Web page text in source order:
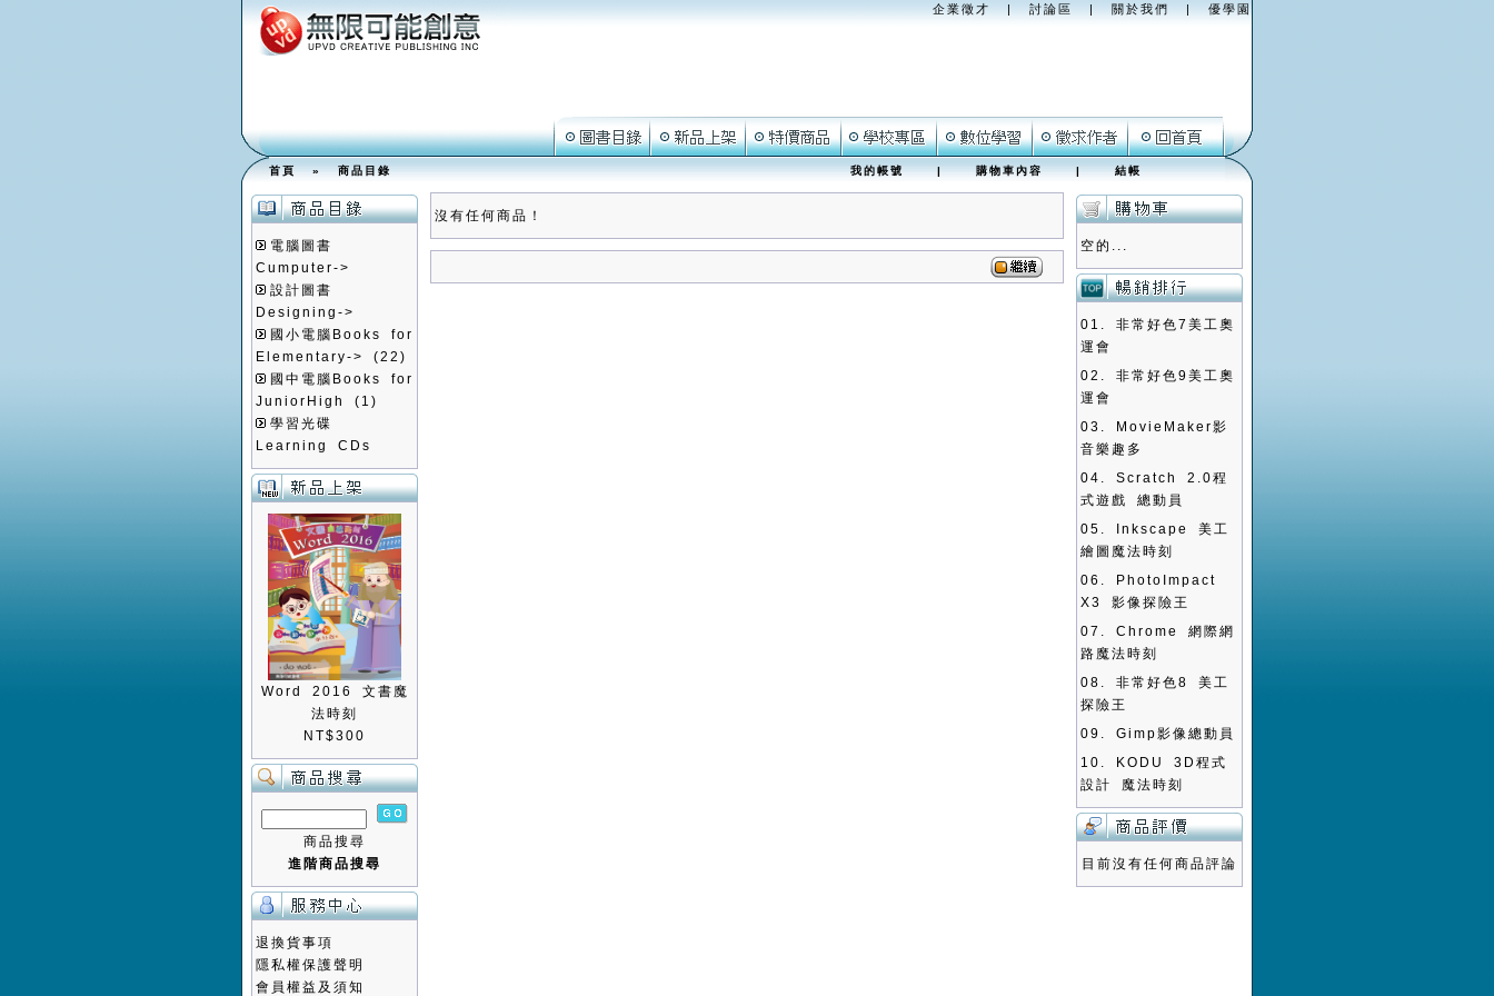
企業徵才 | 討論區 | 關於我們 | 優學園
首頁»商品目錄 我的帳號|購物車內容|結帳
電腦圖書
Cumputer->
設計圖書
Designing->
國小電腦Books for
Elementary->
(22)
國中電腦Books for
JuniorHigh
(1)
學習光碟
Learning CDs
Word 2016 文書魔
法時刻
NT$300
商品搜尋
進階商品搜尋
退換貨事項
隱私權保護聲明
會員權益及須知
沒有任何商品！
空的...
01. 非常好色7美工奧
運會
02. 非常好色9美工奧
運會
03.
MovieMaker影
音樂趣多
04. Scratch 2.0程
式遊戲 總動員
05.
Inkscape 美工
繪圖魔法時刻
06.
PhotoImpact
X3 影像探險王
07. Chrome 網際網
路魔法時刻
08. 非常好色8 美工
探險王
09. Gimp影像總動員
10.
KODU 3D程式
設計 魔法時刻
目前沒有任何商品評論